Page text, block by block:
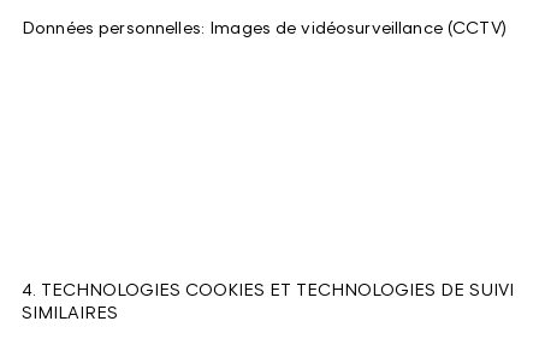
Données personnelles: Images de vidéosurveillance (CCTV)
4. TECHNOLOGIES COOKIES ET TECHNOLOGIES DE SUIVI
SIMILAIRES